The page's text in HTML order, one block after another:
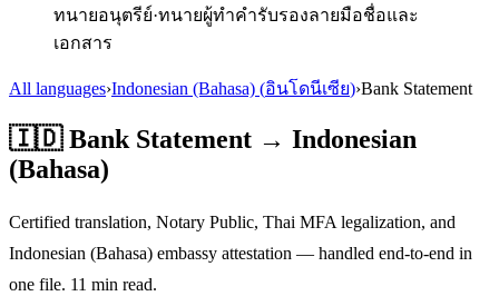
ทนายอนุตรีย์·ทนายผู้ทำคำรับรองลายมือชื่อและ
เอกสาร
All languages›Indonesian (Bahasa) (อินโดนีเซีย)›Bank Statement
🇮🇩 Bank Statement → Indonesian
(Bahasa)
Certified translation, Notary Public, Thai MFA legalization, and
Indonesian (Bahasa) embassy attestation — handled end-to-end in
one file. 11 min read.